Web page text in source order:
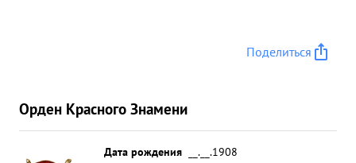
Поделиться
Орден Красного Знамени
Дата рождения
__.__.1908